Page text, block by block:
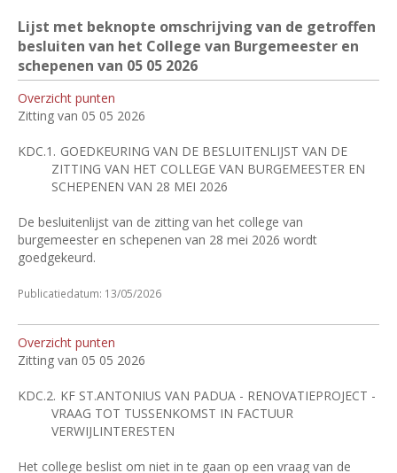
Lijst met beknopte omschrijving van de getroffen
besluiten van het College van Burgemeester en
schepenen van 05 05 2026
Overzicht punten
Zitting van 05 05 2026
KDC.1. GOEDKEURING VAN DE BESLUITENLIJST VAN DE
ZITTING VAN HET COLLEGE VAN BURGEMEESTER EN
SCHEPENEN VAN 28 MEI 2026
De besluitenlijst van de zitting van het college van
burgemeester en schepenen van 28 mei 2026 wordt
goedgekeurd.
Publicatiedatum: 13/05/2026
Overzicht punten
Zitting van 05 05 2026
KDC.2. KF ST.ANTONIUS VAN PADUA - RENOVATIEPROJECT -
VRAAG TOT TUSSENKOMST IN FACTUUR
VERWIJLINTERESTEN
Het college beslist om niet in te gaan op een vraag van de